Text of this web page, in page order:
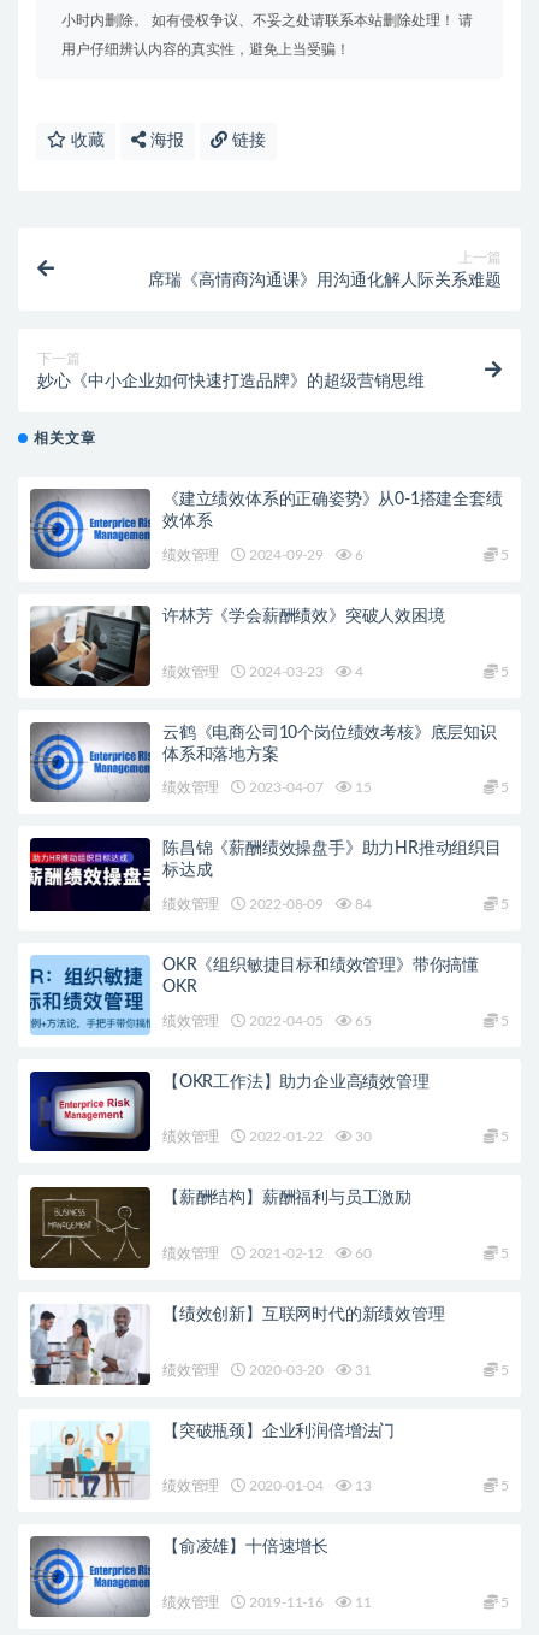
小时内删除。 如有侵权争议、不妥之处请联系本站删除处理！ 请
用户仔细辨认内容的真实性，避免上当受骗！
收藏 海报 链接
上一篇
席瑞《高情商沟通课》用沟通化解人际关系难题
下一篇
妙心《中小企业如何快速打造品牌》的超级营销思维
相关文章
《建立绩效体系的正确姿势》从0-1搭建全套绩
效体系
绩效管理 2024-09-29 6 5
许林芳《学会薪酬绩效》突破人效困境
绩效管理 2024-03-23 4 5
云鹤《电商公司10个岗位绩效考核》底层知识
体系和落地方案
绩效管理 2023-04-07 15 5
陈昌锦《薪酬绩效操盘手》助力HR推动组织目
标达成
绩效管理 2022-08-09 84 5
OKR《组织敏捷目标和绩效管理》带你搞懂
OKR
绩效管理 2022-04-05 65 5
【OKR工作法】助力企业高绩效管理
绩效管理 2022-01-22 30 5
【薪酬结构】薪酬福利与员工激励
绩效管理 2021-02-12 60 5
【绩效创新】互联网时代的新绩效管理
绩效管理 2020-03-20 31 5
【突破瓶颈】企业利润倍增法门
绩效管理 2020-01-04 13 5
【俞凌雄】十倍速增长
绩效管理 2019-11-16 11 5